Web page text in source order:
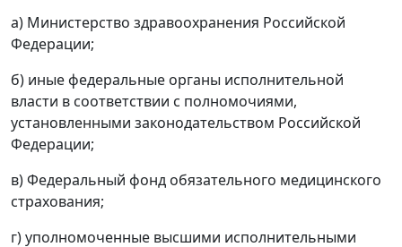
а) Министерство здравоохранения Российской
Федерации;
б) иные федеральные органы исполнительной
власти в соответствии с полномочиями,
установленными законодательством Российской
Федерации;
в) Федеральный фонд обязательного медицинского
страхования;
г) уполномоченные высшими исполнительными